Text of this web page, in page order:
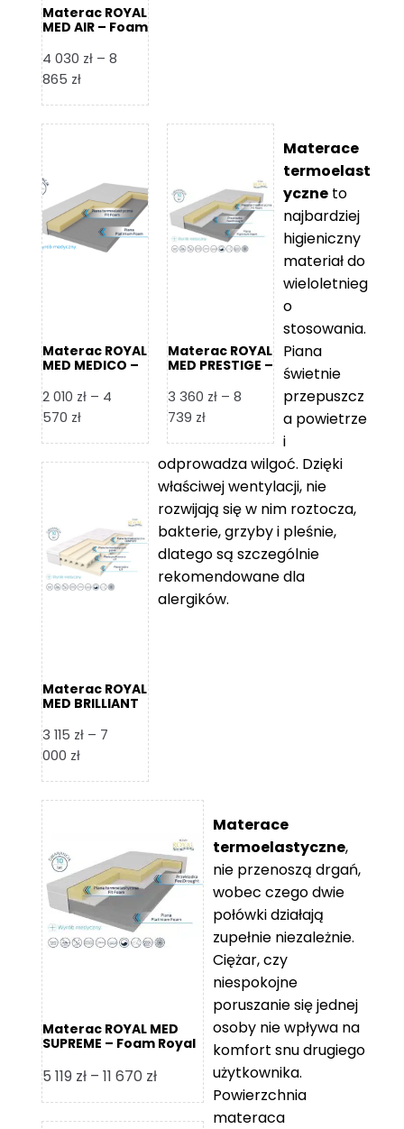
Materac ROYAL
MED AIR – Foam
4 030 zł – 8
865 złZakres
od
do
8
865 zł
Materac ROYAL
MED MEDICO –
2 010 zł – 4
570 złZakres
od
4
570 zł
Materac ROYAL
MED PRESTIGE –
3 360 zł – 8
739 złZakres
od
3
360 zł
do
8
739 zł
Materac ROYAL
MED BRILLIANT
3 115 zł – 7
000 złZakres
od
7
000 zł
Materace
termoelast
yczne to
najbardziej
higieniczny
materiał do
wieloletnieg
o
stosowania.
Piana
świetnie
przepuszcz
a powietrze
i
odprowadza wilgoć. Dzięki
właściwej wentylacji, nie
rozwijają się w nim roztocza,
bakterie, grzyby i pleśnie,
dlatego są szczególnie
rekomendowane dla
alergików.
Materac ROYAL MED
SUPREME – Foam Royal
5 119 zł – 11 670 złZakres
cen:
od
Materace
termoelastyczne,
nie przenoszą drgań,
wobec czego dwie
połówki działają
zupełnie niezależnie.
Ciężar, czy
niespokojne
poruszanie się jednej
osoby nie wpływa na
komfort snu drugiego
użytkownika.
Powierzchnia
materaca